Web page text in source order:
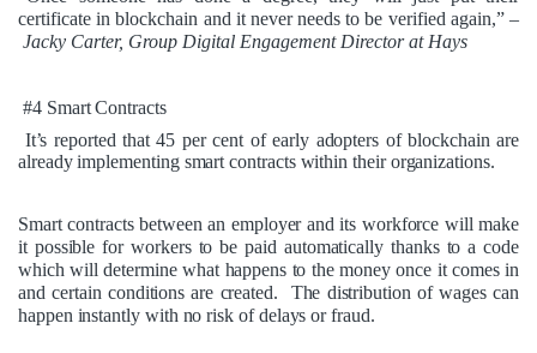
certificate in blockchain and it never needs to be verified again,” –
Jacky Carter, Group Digital Engagement Director at Hays
#4 Smart Contracts
It’s reported that45 per cent of early adopters of blockchain are
already implementing smart contracts within their organizations.
Smart contracts between an employer and its workforce will make
it possible for workers to be paid automatically thanks to a code
which will determine what happens to the money once it comes in
and certain conditions are created. The distribution of wages can
happen instantly with no risk of delays or fraud.